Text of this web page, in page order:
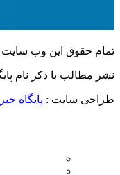
تمام حقوق این وب سایت
نشر مطالب با ذکر نام
طراحی سایت : پایگاه